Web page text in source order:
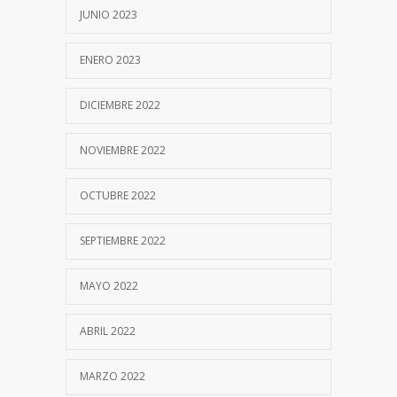
20 OCTUBRE, 2017
PROCALCITONINA
18 ABRIL, 2026
Nuevo Termociclador de PCR en Tiempo
25 JULIO, 2020
Purificación Automatizada de Ácidos
JUNIO 2023
ENERO 2023
DICIEMBRE 2022
NOVIEMBRE 2022
OCTUBRE 2022
SEPTIEMBRE 2022
MAYO 2022
ABRIL 2022
MARZO 2022